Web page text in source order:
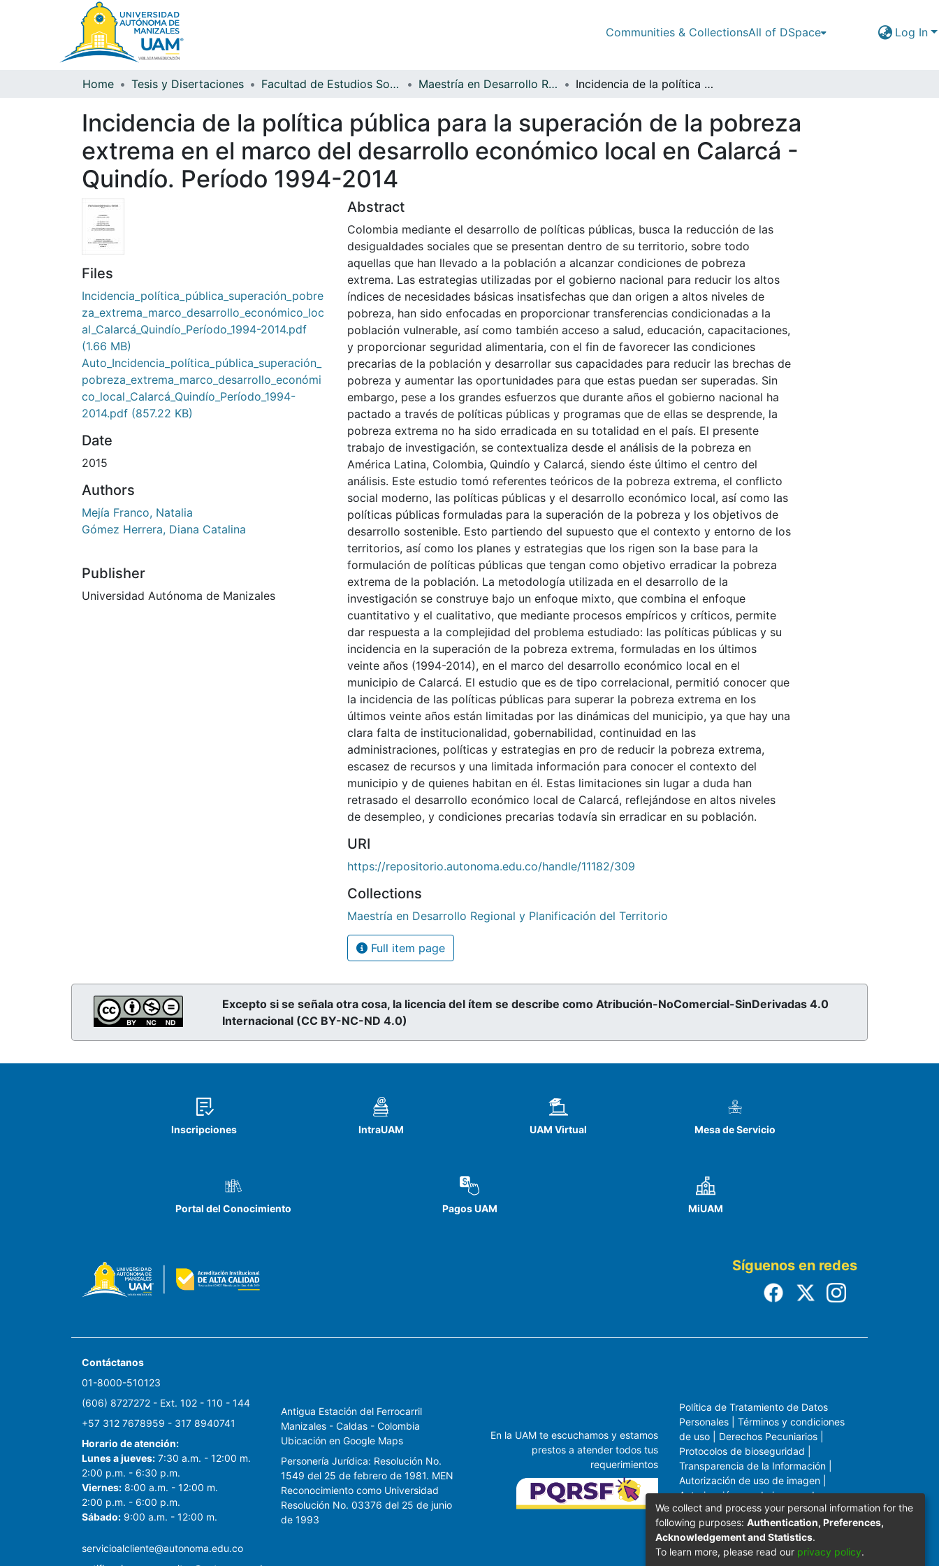
Communities & CollectionsAll of DSpace Log In
Home Tesis y Disertaciones Facultad de Estudios Sociales y Empresariales Maestría en Desarrollo Regional y Planificación del Territorio Incidencia de la política pública para la superación de la pobreza extrema en el marco del desarrollo económico local en Calarcá - Quindío. Período 1994-2014
Incidencia de la política pública para la superación de la pobreza
extrema en el marco del desarrollo económico local en Calarcá -
Quindío. Período 1994-2014
Files
Incidencia_política_pública_superación_pobre
za_extrema_marco_desarrollo_económico_loc
al_Calarcá_Quindío_Período_1994-2014.pdf
(1.66 MB)
Auto_Incidencia_política_pública_superación_
pobreza_extrema_marco_desarrollo_económi
co_local_Calarcá_Quindío_Período_1994-
2014.pdf (857.22 KB)
Date
2015
Authors
Mejía Franco, Natalia
Gómez Herrera, Diana Catalina
Publisher
Universidad Autónoma de Manizales
Abstract
Colombia mediante el desarrollo de políticas públicas, busca la reducción de las
desigualdades sociales que se presentan dentro de su territorio, sobre todo
aquellas que han llevado a la población a alcanzar condiciones de pobreza
extrema. Las estrategias utilizadas por el gobierno nacional para reducir los altos
índices de necesidades básicas insatisfechas que dan origen a altos niveles de
pobreza, han sido enfocadas en proporcionar transferencias condicionadas a la
población vulnerable, así como también acceso a salud, educación, capacitaciones,
y proporcionar seguridad alimentaria, con el fin de favorecer las condiciones
precarias de la población y desarrollar sus capacidades para reducir las brechas de
pobreza y aumentar las oportunidades para que estas puedan ser superadas. Sin
embargo, pese a los grandes esfuerzos que durante años el gobierno nacional ha
pactado a través de políticas públicas y programas que de ellas se desprende, la
pobreza extrema no ha sido erradicada en su totalidad en el país. El presente
trabajo de investigación, se contextualiza desde el análisis de la pobreza en
América Latina, Colombia, Quindío y Calarcá, siendo éste último el centro del
análisis. Este estudio tomó referentes teóricos de la pobreza extrema, el conflicto
social moderno, las políticas públicas y el desarrollo económico local, así como las
políticas públicas formuladas para la superación de la pobreza y los objetivos de
desarrollo sostenible. Esto partiendo del supuesto que el contexto y entorno de los
territorios, así como los planes y estrategias que los rigen son la base para la
formulación de políticas públicas que tengan como objetivo erradicar la pobreza
extrema de la población. La metodología utilizada en el desarrollo de la
investigación se construye bajo un enfoque mixto, que combina el enfoque
cuantitativo y el cualitativo, que mediante procesos empíricos y críticos, permite
dar respuesta a la complejidad del problema estudiado: las políticas públicas y su
incidencia en la superación de la pobreza extrema, formuladas en los últimos
veinte años (1994-2014), en el marco del desarrollo económico local en el
municipio de Calarcá. El estudio que es de tipo correlacional, permitió conocer que
la incidencia de las políticas públicas para superar la pobreza extrema en los
últimos veinte años están limitadas por las dinámicas del municipio, ya que hay una
clara falta de institucionalidad, gobernabilidad, continuidad en las
administraciones, políticas y estrategias en pro de reducir la pobreza extrema,
escasez de recursos y una limitada información para conocer el contexto del
municipio y de quienes habitan en él. Estas limitaciones sin lugar a duda han
retrasado el desarrollo económico local de Calarcá, reflejándose en altos niveles
de desempleo, y condiciones precarias todavía sin erradicar en su población.
URI
https://repositorio.autonoma.edu.co/handle/11182/309
Collections
Maestría en Desarrollo Regional y Planificación del Territorio
Full item page
Excepto si se señala otra cosa, la licencia del ítem se describe como Atribución-NoComercial-SinDerivadas 4.0
Internacional (CC BY-NC-ND 4.0)
Inscripciones IntraUAM UAM Virtual Mesa de Servicio
Portal del Conocimiento Pagos UAM MiUAM
Síguenos en redes
Contáctanos
01-8000-510123
(606) 8727272 - Ext. 102 - 110 - 144
+57 312 7678959 - 317 8940741
Horario de atención:
Lunes a jueves: 7:30 a.m. - 12:00 m.
2:00 p.m. - 6:30 p.m.
Viernes: 8:00 a.m. - 12:00 m.
2:00 p.m. - 6:00 p.m.
Sábado: 9:00 a.m. - 12:00 m.
servicioalcliente@autonoma.edu.co
Antigua Estación del Ferrocarril
Manizales - Caldas - Colombia
Ubicación en Google Maps
Personería Jurídica: Resolución No.
1549 del 25 de febrero de 1981. MEN
Reconocimiento como Universidad
Resolución No. 03376 del 25 de junio
de 1993
En la UAM te escuchamos y estamos
prestos a atender todos tus
requerimientos
Política de Tratamiento de Datos
Personales
Términos y condiciones
de uso
Derechos Pecuniarios
Protocolos de bioseguridad
Transparencia de la Información
Autorización de uso de imagen
Autorización uso de imagen de menor
de edad|Política Tratamiento de
datos
We collect and process your personal information for the
following purposes: Authentication, Preferences,
Acknowledgement and Statistics.
To learn more, please read our privacy policy.